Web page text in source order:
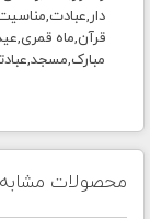
قرآن,ماه
محصولات مشابه